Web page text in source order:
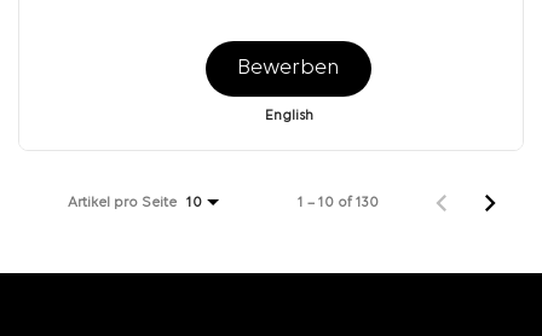
Bewerben
English
Artikel pro Seite 10 1 – 10 of 130